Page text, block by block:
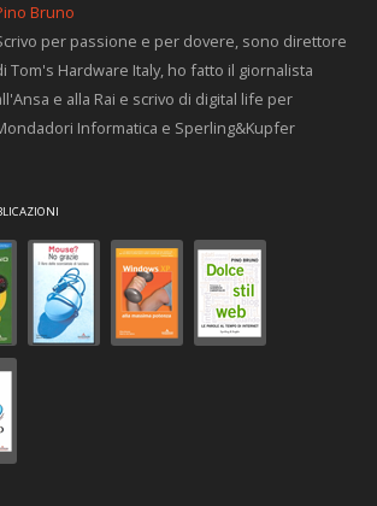
Bruno
per passione e per dovere, sono direttore
Tom's Hardware Italy, ho fatto il giornalista
e alla Rai e scrivo di digital life per
Informatica e Sperling&Kupfer